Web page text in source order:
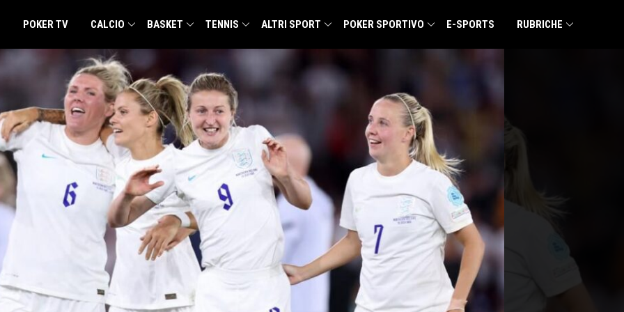
POKER TV CALCIO BASKET TENNIS ALTRI SPORT POKER SPORTIVO E-SPORTS RUBRICHE